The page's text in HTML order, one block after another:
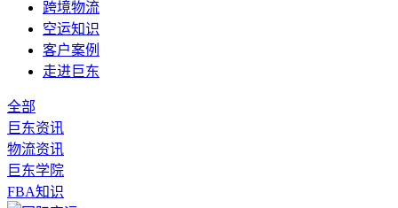
跨境物流
空运知识
客户案例
走进巨东
全部
巨东资讯
物流资讯
巨东学院
FBA知识